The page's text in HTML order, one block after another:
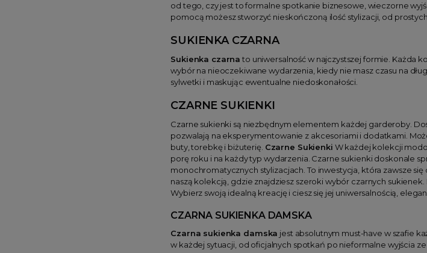
od tego, czy jest to formalne spotkanie biznesowe, wieczorne
pomocą możesz stworzyć nieskończoną ilość stylizacji, od
SUKIENKA CZARNA
Sukienka czarna to uniwersalność w najczystszej formie. Każda
wybór na nieoczekiwane wydarzenia, kiedy nie masz czasu na
sylwetki i maskując ewentualne niedoskonałości.
CZARNE SUKIENKI
Czarne sukienki są niezbędnym elementem każdej garderoby.
pozwalają na eksperymentowanie z akcesoriami i dodatkami.
buty, torebkę i biżuterię. Czarne Sukienki W każdej kolekcji
porę roku i na każdy typ wydarzenia. Czarne sukienki doskonale
monochromatycznych stylizacjach. To inwestycja, która zawsze
naszą kolekcją, gdzie znajdziesz szeroki wybór czarnych
Wybierz swoją idealną kreację i ciesz się jej uniwersalnością,
CZARNA SUKIENKA DAMSKA
Czarna sukienka damska jest absolutnym must-have w szafie
w każdej sytuacji, od oficjalnych spotkań po nieformalne wyjścia